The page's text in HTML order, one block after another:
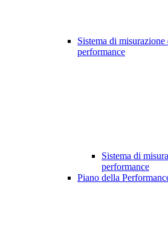
Sistema di
performance
Sistema di
performance
Piano della